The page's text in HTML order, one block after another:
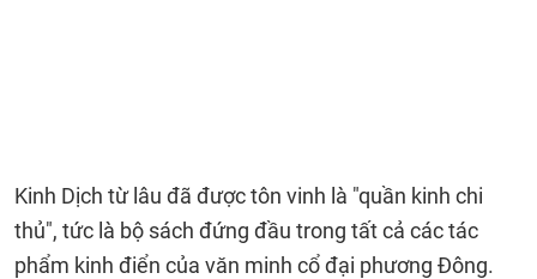
Kinh Dịch từ lâu đã được tôn vinh là "quần kinh chi
thủ", tức là bộ sách đứng đầu trong tất cả các tác
phẩm kinh điển của văn minh cổ đại phương Đông.